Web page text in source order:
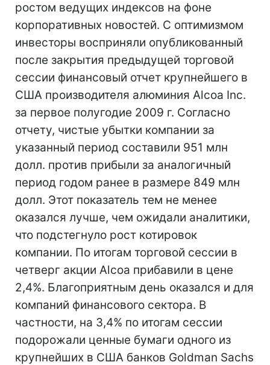
ростом ведущих индексов на фоне
корпоративных новостей. С оптимизмом
инвесторы восприняли опубликованный
после закрытия предыдущей торговой
сессии финансовый отчет крупнейшего в
США производителя алюминия Alcoa Inc.
за первое полугодие 2009 г. Согласно
отчету, чистые убытки компании за
указанный период составили 951 млн
долл. против прибыли за аналогичный
период годом ранее в размере 849 млн
долл. Этот показатель тем не менее
оказался лучше, чем ожидали аналитики,
что подстегнуло рост котировок
компании. По итогам торговой сессии в
четверг акции Alcoa прибавили в цене
2,4%. Благоприятным день оказался и для
компаний финансового сектора. В
частности, на 3,4% по итогам сессии
подорожали ценные бумаги одного из
крупнейших в США банков Goldman Sachs